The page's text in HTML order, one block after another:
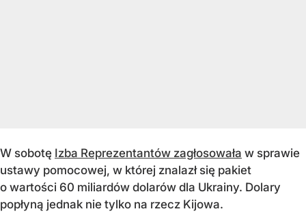
W sobotę Izba Reprezentantów zagłosowała w sprawie
ustawy pomocowej, w której znalazł się pakiet
o wartości 60 miliardów dolarów dla Ukrainy. Dolary
popłyną jednak nie tylko na rzecz Kijowa.